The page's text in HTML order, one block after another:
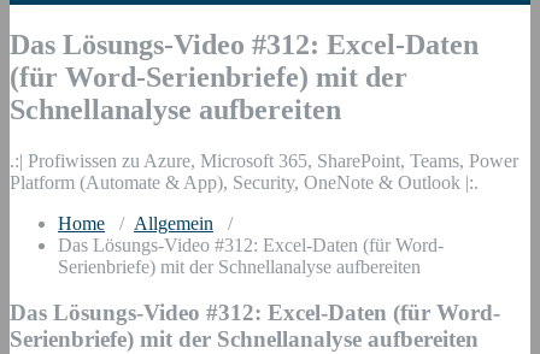
Das Lösungs-Video #312: Excel-Daten
(für Word-Serienbriefe) mit der
Schnellanalyse aufbereiten
.:| Profiwissen zu Azure, Microsoft 365, SharePoint, Teams, Power
Platform (Automate & App), Security, OneNote & Outlook |:.
Home / Allgemein /
Das Lösungs-Video #312: Excel-Daten (für Word-
Serienbriefe) mit der Schnellanalyse aufbereiten
Das Lösungs-Video #312: Excel-Daten (für Word-
Serienbriefe) mit der Schnellanalyse aufbereiten